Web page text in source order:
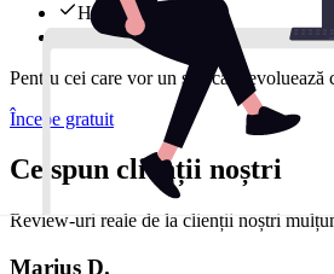
Hosting
Support rapid
Pentru cei care vor un site care evoluează
Începe gratuit
Ce spun clienții noștri
Review-uri reale de la clienții noștri
Marius D.